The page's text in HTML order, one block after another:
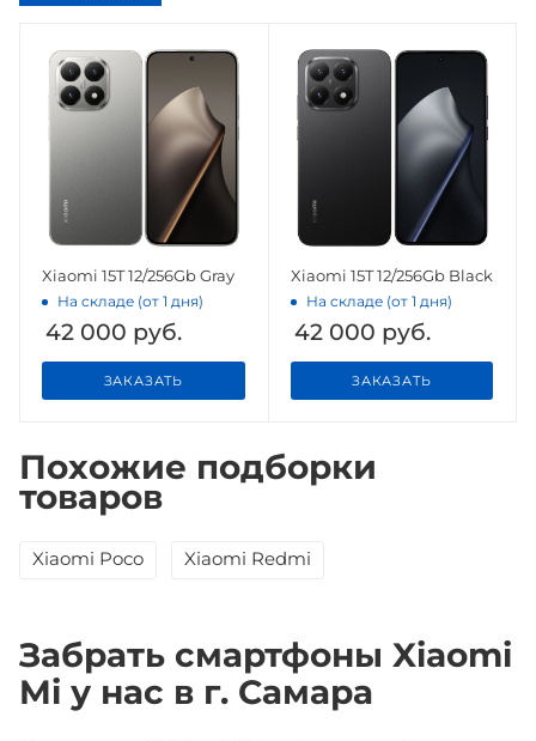
Xiaomi 15T 12/256Gb Gray
На складе (от 1 дня)
42 000 руб.
ЗАКАЗАТЬ
Xiaomi 15T 12/256Gb Black
На складе (от 1 дня)
42 000 руб.
ЗАКАЗАТЬ
Похожие подборки
товаров
Xiaomi Poco Xiaomi Redmi
Забрать смартфоны Xiaomi
Mi у нас в г. Самара